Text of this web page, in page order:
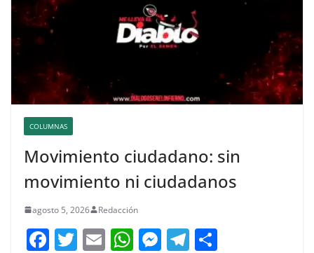
COLUMNAS
Movimiento ciudadano: sin
movimiento ni ciudadanos
agosto 5, 2026 Redacción
F T E W M T